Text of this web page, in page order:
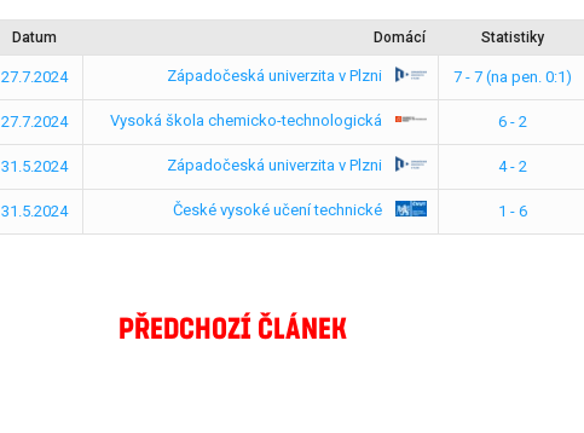
Datum Domácí Statistiky
27.7.2024 Západočeská univerzita v Plzni 7 - 7 (na pen. 0:1)
27.7.2024 Vysoká škola chemicko-technologická 6 - 2
31.5.2024 Západočeská univerzita v Plzni 4 - 2
31.5.2024 České vysoké učení technické 1 - 6
PŘEDCHOZÍ ČLÁNEK